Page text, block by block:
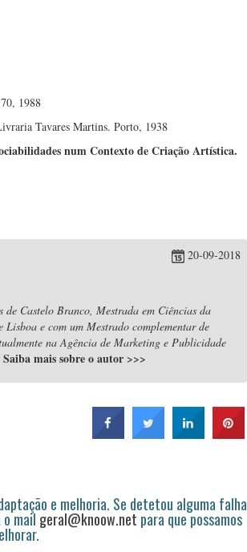
1988
Tavares Martins. Porto, 1938
num Contexto de Criação Artística.
20-09-2018
Castelo Branco, Mestrada em Ciências da
e com um Mestrado complementar de
na Agência de Marketing e Publicidade
Saiba mais sobre o autor >>>
e melhoria. Se detetou alguma falha
mail geral@knoow.net para que possamos